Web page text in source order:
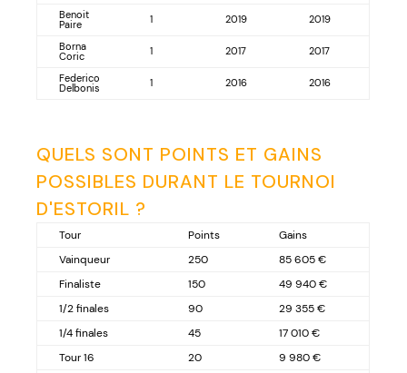
Benoit
Paire 1 2019 2019
Borna
Coric 1 2017 2017
Federico
Delbonis 1 2016 2016
QUELS SONT POINTS ET GAINS
POSSIBLES DURANT LE TOURNOI
D'ESTORIL ?
Tour Points
Gains
Vainqueur
250
85 605 €
Finaliste
150
49 940 €
1/2 finales
90
29 355 €
1/4 finales
45
17 010 €
Tour 16
20
9 980 €